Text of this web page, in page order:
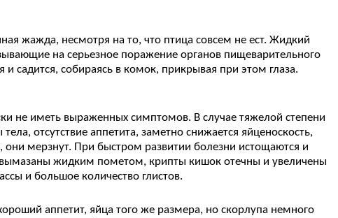
жажда, несмотря на то, что птица совсем не ест. Жидкий
на серьезное поражение органов пищеварительного
садится, собираясь в комок, прикрывая при этом глаза.
не иметь выраженных симптомов. В случае тяжелой степени
отсутствие аппетита, заметно снижается яйценоскость,
они мерзнут. При быстром развитии болезни истощаются и
жидким пометом, крипты кишок отечны и увеличены
и большое количество глистов.
аппетит, яйца того же размера, но скорлупа немного